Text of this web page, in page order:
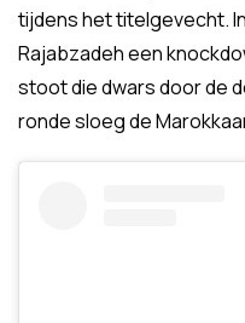
tijdens het titelgevecht.
Rajabzadeh een
stoot die dwars door de
ronde sloeg de